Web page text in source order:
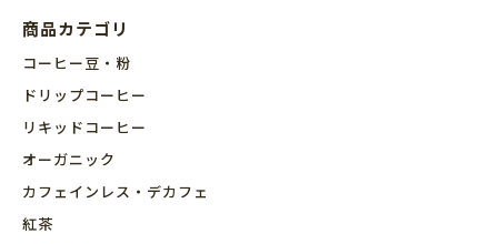
商品カテゴリ
コーヒー豆・粉
ドリップコーヒー
リキッドコーヒー
オーガニック
カフェインレス・デカフェ
紅茶